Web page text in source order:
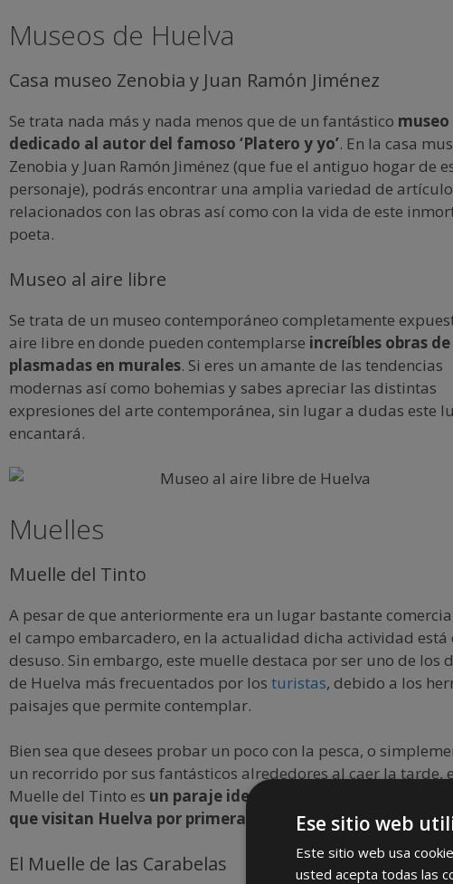
Museos de Huelva
Casa museo Zenobia y Juan Ramón Jiménez
Se trata nada más y nada menos que de un fantástico museo
dedicado al autor del famoso ‘Platero y yo’. En la casa
Zenobia y Juan Ramón Jiménez (que fue el antiguo hogar de
personaje), podrás encontrar una amplia variedad de
relacionados con las obras así como con la vida de este
poeta.
Museo al aire libre
Se trata de un museo contemporáneo completamente
aire libre en donde pueden contemplarse increíbles obras
plasmadas en murales. Si eres un amante de las tendencias
modernas así como bohemias y sabes apreciar las distintas
expresiones del arte contemporánea, sin lugar a dudas este
encantará.
Muelles
Muelle del Tinto
A pesar de que anteriormente era un lugar bastante
el campo embarcadero, en la actualidad dicha actividad está
desuso. Sin embargo, este muelle destaca por ser uno de los
de Huelva más frecuentados por los turistas, debido a los
paisajes que permite contemplar.
Bien sea que desees probar un poco con la pesca, o
un recorrido por sus fantásticos alrededores al caer la tarde,
Muelle del Tinto es un paraje ideal para todas aquellas
que visitan Huelva por primera vez
El Muelle de las Carabelas
Ese sitio web
Este sitio web usa
usted acepta todas las